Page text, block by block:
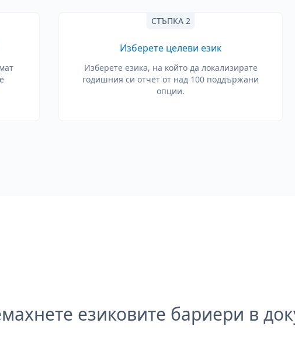
СТЪПКА 2
Изберете целеви език
Изберете езика, на който да локализирате
годишния си отчет от над 100 поддържани
опции.
езиковите бариери в